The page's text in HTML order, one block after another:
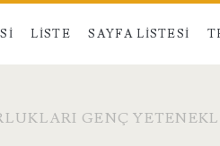
LISTE SAYFA LISTESI
GENÇ